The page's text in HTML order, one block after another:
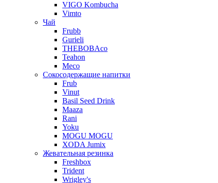
VIGO Kombucha
Vimto
Чай
Frubb
Gurieli
THEBOBAco
Teahon
Meco
Сокосодержащие напитки
Frub
Vinut
Basil Seed Drink
Maaza
Rani
Yoku
MOGU MOGU
XODA Jumix
Жевательная резинка
Freshbox
Trident
Wrigley's